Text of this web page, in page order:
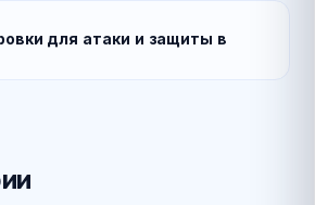
для атаки и защиты в